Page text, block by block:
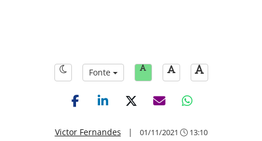
Fonte
Victor Fernandes | 01/11/2021 13:10